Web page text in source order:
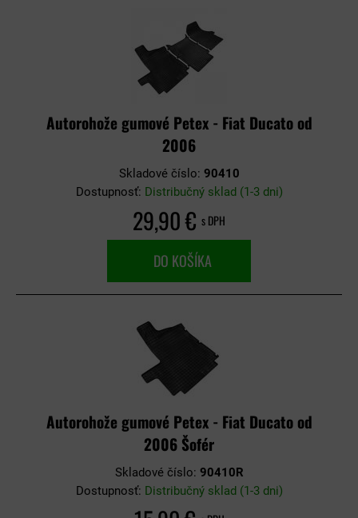
Autorohože gumové Petex - Fiat Ducato od
2006
Skladové číslo: 90410
Dostupnosť: Distribučný sklad (1-3 dni)
29,90 € s DPH
DO KOŠÍKA
Autorohože gumové Petex - Fiat Ducato od
2006 Šofér
Skladové číslo: 90410R
Dostupnosť: Distribučný sklad (1-3 dni)